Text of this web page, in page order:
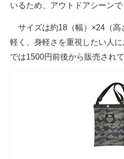
いるため、アウトドアシーンで
サイズは約18（幅）×24（高
軽く、身軽さを重視したい人
では1500円前後から販売されて